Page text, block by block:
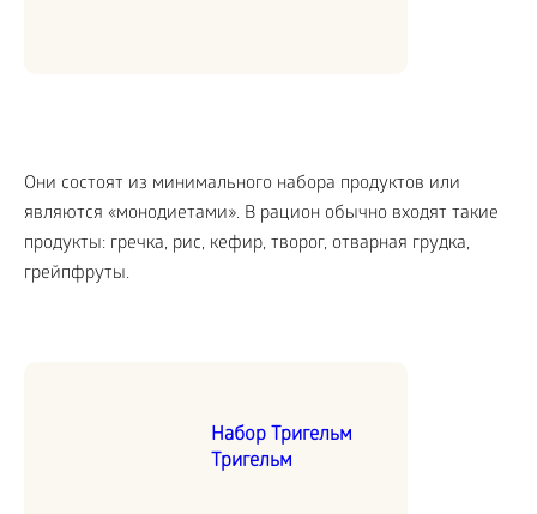
Они состоят из минимального набора продуктов или
являются «монодиетами». В рацион обычно входят такие
продукты: гречка, рис, кефир, творог, отварная грудка,
грейпфруты.
Набор Тригельм
Тригельм